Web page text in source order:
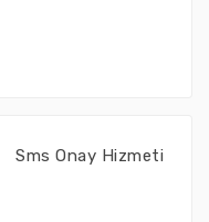
Sms Onay Hizmeti